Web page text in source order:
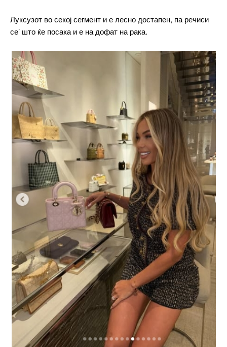
Луксузот во секој сегмент и е лесно достапен, па речиси
се’ што ќе посака и е на дофат на рака.